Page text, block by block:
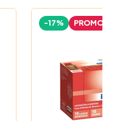
-17% PROMO